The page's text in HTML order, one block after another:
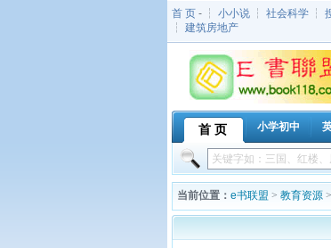
首 页 - ┆ 小小说 ┆ 社会科学 ┆
┆ 建筑房地产
首 页 小学初中
当前位置： e书联盟 > 教育资源 >